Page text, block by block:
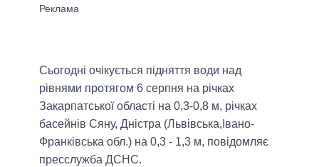
Сьогодні очiкується пiдняття води над
рівнями протягом 6 серпня на річках
Закарпатської області на 0,3-0,8 м, річках
басейнiв Сяну, Днiстра (Львiвська,Iвано-
Франкiвська обл.) на 0,3 - 1,3 м, повідомляє
пресслужба ДСНС.